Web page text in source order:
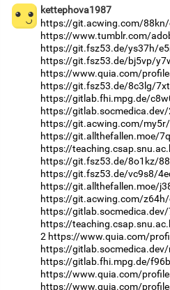
kettephova1987
https://git.acwing.com/
https://www.tumblr.com/
https://git.fsz53.de/ys37h/
https://git.fsz53.de/bj5vp/
https://www.quia.com/
https://git.fsz53.de/8c3lg/
https://gitlab.fhi.mpg.de/
https://
https://git.acwing.com/
https://git.allthefallen.moe/
https://
https://git.fsz53.de/8o1kz/
https://git.fsz53.de/vc9s8/
https://git.allthefallen.moe/
https://git.acwing.com/
https://
https://
2 https://www.quia.com/
https://
https://gitlab.fhi.mpg.de/
https://www.quia.com/
https://www.quia.com/